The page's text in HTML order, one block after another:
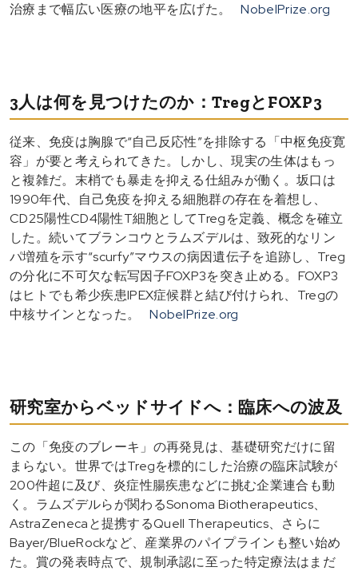
治療まで幅広い医療の地平を広げた。
NobelPrize.org
3人は何を見つけたのか：TregとFOXP3
従来、免疫は胸腺で“自己反応性”を排除する「中枢免疫寛
容」が要と考えられてきた。しかし、現実の生体はもっ
と複雑だ。末梢でも暴走を抑える仕組みが働く。坂口は
1990年代、自己免疫を抑える細胞群の存在を着想し、
CD25陽性CD4陽性T細胞としてTregを定義、概念を確立
した。続いてブランコウとラムズデルは、致死的なリン
パ増殖を示す“scurfy”マウスの病因遺伝子を追跡し、Treg
の分化に不可欠な転写因子FOXP3を突き止める。FOXP3
はヒトでも希少疾患IPEX症候群と結び付けられ、Tregの
中核サインとなった。
NobelPrize.org
研究室からベッドサイドへ：臨床への波及
この「免疫のブレーキ」の再発見は、基礎研究だけに留
まらない。世界ではTregを標的にした治療の臨床試験が
200件超に及び、炎症性腸疾患などに挑む企業連合も動
く。ラムズデルらが関わるSonoma Biotherapeutics、
AstraZenecaと提携するQuell Therapeutics、さらに
Bayer/BlueRockなど、産業界のパイプラインも整い始め
た。賞の発表時点で、規制承認に至った特定療法はまだ